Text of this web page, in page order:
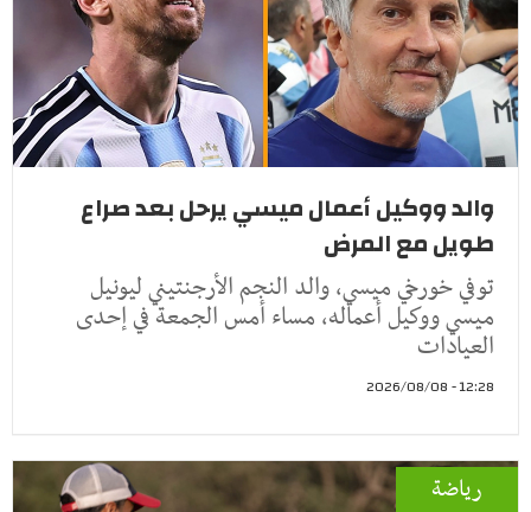
والد ووكيل أعمال ميسي يرحل بعد صراع
طويل مع المرض
توفي خورخي ميسي، والد النجم الأرجنتيني ليونيل
ميسي ووكيل أعماله، مساء أمس الجمعة في إحدى
العيادات
12:28 - 2026/08/08
رياضة